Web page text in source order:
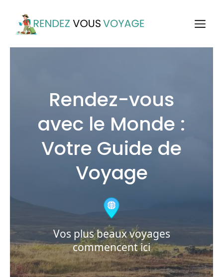
contenu
Rendez-vous
avec le Monde :
Votre Guide de
Voyage
Vos plus beaux voyages
commencent ici